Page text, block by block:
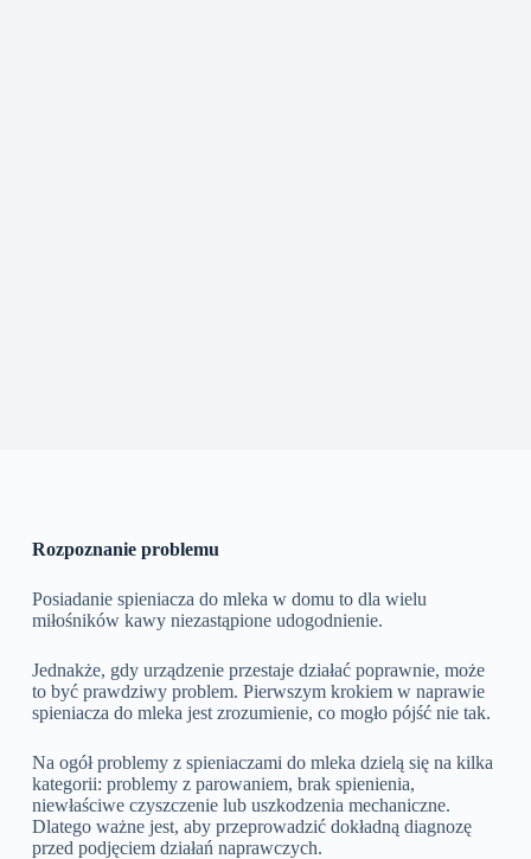
Rozpoznanie problemu
Posiadanie spieniacza do mleka w domu to dla wielu
miłośników kawy niezastąpione udogodnienie.
Jednakże, gdy urządzenie przestaje działać poprawnie, może
to być prawdziwy problem. Pierwszym krokiem w naprawie
spieniacza do mleka jest zrozumienie, co mogło pójść nie tak.
Na ogół problemy z spieniaczami do mleka dzielą się na kilka
kategorii: problemy z parowaniem, brak spienienia,
niewłaściwe czyszczenie lub uszkodzenia mechaniczne.
Dlatego ważne jest, aby przeprowadzić dokładną diagnozę
przed podjęciem działań naprawczych.